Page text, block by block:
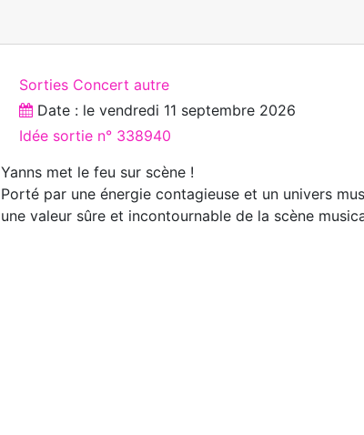
Sorties Concert autre
Date : le vendredi 11 septembre 2026
Idée sortie n° 338940
Yanns met le feu sur scène !
Porté par une énergie contagieuse et un univers
une valeur sûre et incontournable de la scène